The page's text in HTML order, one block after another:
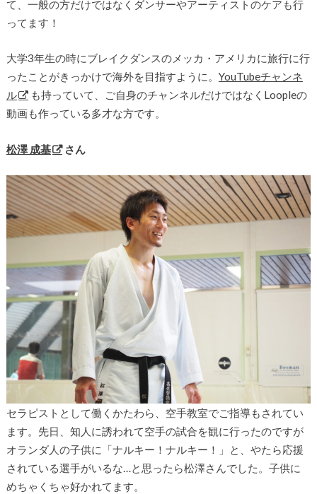
て、一般の方だけではなくダンサーやアーティストのケアも行
ってます！
大学3年生の時にブレイクダンスのメッカ・アメリカに旅行に行
ったことがきっかけで海外を目指すように。 YouTubeチャンネ
ル
も持っていて、ご自身のチャンネルだけではなくLoopleの
動画も作っている多才な方です。
松澤 成基 さん
セラピストとして働くかたわら、空手教室でご指導もされてい
ます。先日、知人に誘われて空手の試合を観に行ったのですが
オランダ人の子供に「ナルキー！ナルキー！」と、やたら応援
されている選手がいるな…と思ったら松澤さんでした。子供に
めちゃくちゃ好かれてます。